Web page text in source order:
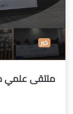
خبر
ملتقى علمي